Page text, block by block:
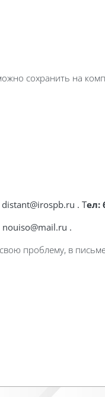
сохранить на
distant@irospb.ru . Тел:
nouiso@mail.ru .
проблему, в